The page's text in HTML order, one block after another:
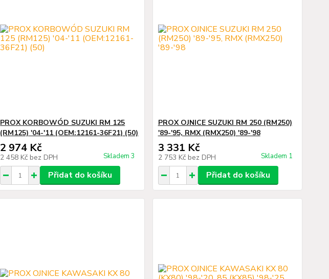
PROX KORBOWÓD SUZUKI RM 125
(RM125) '04-'11 (OEM:12161-36F21) (50)
2 974 Kč
2 458 Kč bez DPH Skladem 3
Přidat do košíku
PROX OJNICE SUZUKI RM 250 (RM250)
'89-'95, RMX (RMX250) '89-'98
3 331 Kč
2 753 Kč bez DPH Skladem 1
Přidat do košíku